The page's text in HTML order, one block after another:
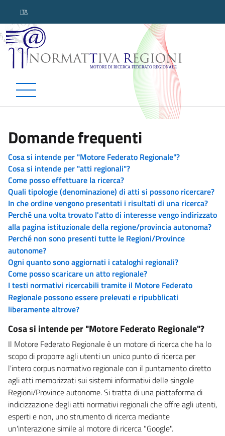
ITA
Normattiva Regioni -
Domande frequenti
Cosa si intende per "Motore Federato Regionale"?
Cosa si intende per "atti regionali"?
Come posso effettuare la ricerca?
Quali tipologie (denominazione) di atti si possono ricercare?
In che ordine vengono presentati i risultati di una ricerca?
Perché una volta trovato l'atto di interesse vengo indirizzato
alla pagina istituzionale della regione/provincia autonoma?
Perché non sono presenti tutte le Regioni/Province
autonome?
Ogni quanto sono aggiornati i cataloghi regionali?
Come posso scaricare un atto regionale?
I testi normativi ricercabili tramite il Motore Federato
Regionale possono essere prelevati e ripubblicati
liberamente altrove?
Cosa si intende per "Motore Federato Regionale"?
Il Motore Federato Regionale è un motore di ricerca che ha lo
scopo di proporre agli utenti un unico punto di ricerca per
l'intero corpus normativo regionale con il puntamento diretto
agli atti memorizzati sui sistemi informativi delle singole
Regioni/Province autonome. Si tratta di una piattaforma di
indicizzazione degli atti normativi regionali che offre agli utenti,
esperti e non, uno strumento di ricerca mediante
un'interazione simile al motore di ricerca "Google".